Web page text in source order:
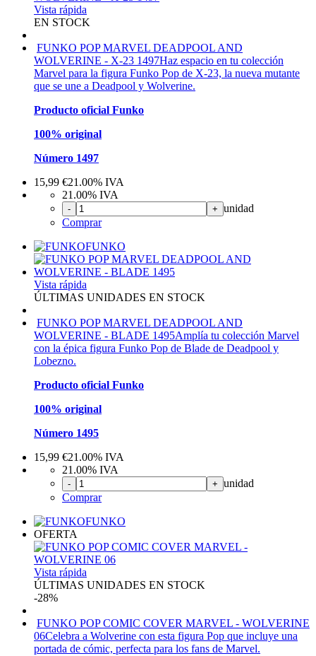
Vista rápida
EN STOCK
FUNKO POP MARVEL DEADPOOL AND
WOLVERINE - X-23 1497Haz espacio en tu colección
Marvel para la figura Funko Pop de X-23, la nueva mutante
que se une a Deadpool y Wolverine.
Producto oficial Funko
100% original
Número 1497
15,99 €21.00% IVA
21.00% IVA
- + unidad
Comprar
FUNKO
Vista rápida
ÚLTIMAS UNIDADES EN STOCK
FUNKO POP MARVEL DEADPOOL AND
WOLVERINE - BLADE 1495Amplía tu colección Marvel
con la épica figura Funko Pop de Blade de Deadpool y
Lobezno.
Producto oficial Funko
100% original
Número 1495
15,99 €21.00% IVA
21.00% IVA
- + unidad
Comprar
FUNKO
OFERTA
Vista rápida
ÚLTIMAS UNIDADES EN STOCK
-28%
FUNKO POP COMIC COVER MARVEL - WOLVERINE
06Celebra a Wolverine con esta figura Pop que incluye una
portada de cómic, perfecta para los fans de Marvel.